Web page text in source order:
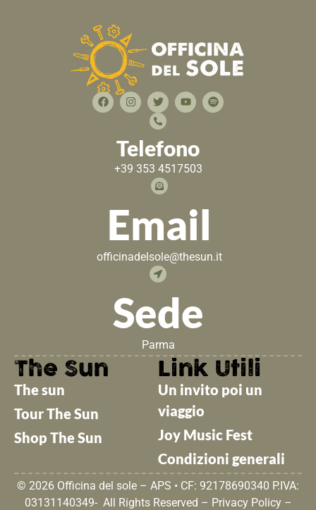
Telefono
+39 353 4517503
Email
officinadelsole@thesun.it
Sede
Parma
The Sun
The sun
Tour The Sun
Shop The Sun
Link Utili
Un invito poi un
viaggio
Joy Music Fest
Condizioni generali
© 2026 Officina del sole – APS • CF: 92178690340 P.IVA:
03131140349- All Rights Reserved – Privacy Policy–